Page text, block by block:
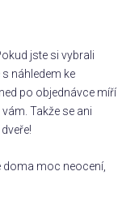
jste si vybrali
náhledem ke
po objednávce míří
Takže se ani
doma moc neocení,